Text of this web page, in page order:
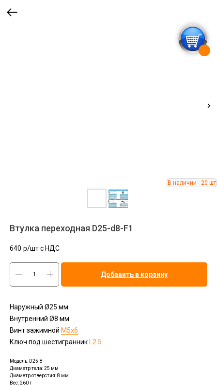
Втулка переходная D25-d8-F1
640 р/шт c НДС
Добавить в корзину
Наружный Ø25 мм
Внутренний Ø8 мм
Винт зажимной М5х6
Ключ под шестигранник L2.5
Модель: D25-8
Диаметр тела: 25 мм
Диаметр отверстия: 8 мм
Вес: 260 г